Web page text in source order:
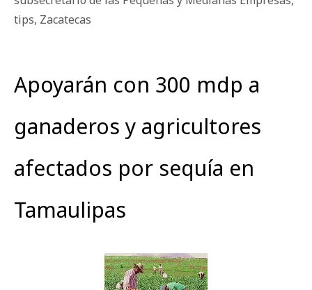
tips, Zacatecas
Apoyarán con 300 mdp a
ganaderos y agricultores
afectados por sequía en
Tamaulipas